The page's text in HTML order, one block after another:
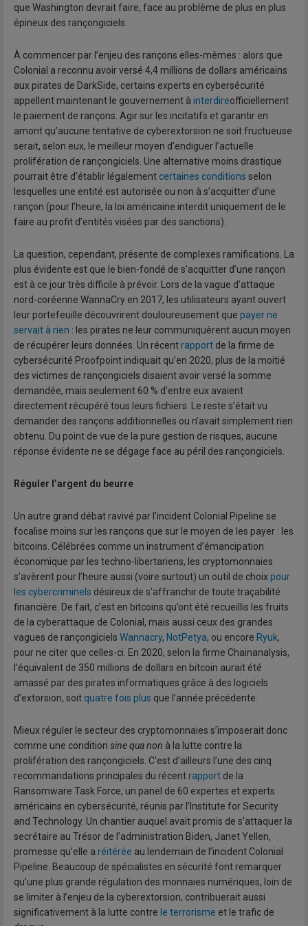
que Washington devrait faire, face au problème de plus en plus
épineux des rançongiciels.
À commencer par l’enjeu des rançons elles-mêmes : alors que
Colonial a reconnu avoir versé 4,4 millions de dollars américains
aux pirates de DarkSide, certains experts en cybersécurité
appellent maintenant le gouvernement à interdireofficiellement
le paiement de rançons. Agir sur les incitatifs et garantir en
amont qu’aucune tentative de cyberextorsion ne soit fructueuse
serait, selon eux, le meilleur moyen d’endiguer l’actuelle
prolifération de rançongiciels. Une alternative moins drastique
pourrait être d’établir légalement certaines conditions selon
lesquelles une entité est autorisée ou non à s’acquitter d’une
rançon (pour l’heure, la loi américaine interdit uniquement de le
faire au profit d’entités visées par des sanctions).
La question, cependant, présente de complexes ramifications. La
plus évidente est que le bien-fondé de s’acquitter d’une rançon
est à ce jour très difficile à prévoir. Lors de la vague d’attaque
nord-coréenne WannaCry en 2017, les utilisateurs ayant ouvert
leur portefeuille découvrirent douloureusement que payer ne
servait à rien : les pirates ne leur communiquèrent aucun moyen
de récupérer leurs données. Un récentrapport de la firme de
cybersécurité Proofpoint indiquait qu’en 2020, plus de la moitié
des victimes de rançongiciels disaient avoir versé la somme
demandée, mais seulement 60 % d’entre eux avaient
directement récupéré tous leurs fichiers. Le reste s’était vu
demander des rançons additionnelles ou n’avait simplement rien
obtenu. Du point de vue de la pure gestion de risques, aucune
réponse évidente ne se dégage face au péril des rançongiciels.
Réguler l’argent du beurre
Un autre grand débat ravivé par l’incident Colonial Pipeline se
focalise moins sur les rançons que sur le moyen de les payer : les
bitcoins. Célébrées comme un instrument d’émancipation
économique par les techno-libertariens, les cryptomonnaies
s’avèrent pour l’heure aussi (voire surtout) un outil de choixpour
les cybercriminels désireux de s’affranchir de toute traçabilité
financière. De fait, c’est en bitcoins qu’ont été recueillis les fruits
de la cyberattaque de Colonial, mais aussi ceux des grandes
vagues de rançongiciels Wannacry, NotPetya, ou encore Ryuk,
pour ne citer que celles-ci. En 2020, selon la firme Chainanalysis,
l’équivalent de 350 millions de dollars en bitcoin aurait été
amassé par des pirates informatiques grâce à des logiciels
d’extorsion, soit quatre fois plus que l’année précédente.
Mieux réguler le secteur des cryptomonnaies s’imposerait donc
comme une condition sine qua non à la lutte contre la
prolifération des rançongiciels. C’est d’ailleurs l’une des cinq
recommandations principales du récentrapport de la
Ransomware Task Force, un panel de 60 expertes et experts
américains en cybersécurité, réunis par l’Institute for Security
and Technology. Un chantier auquel avait promis de s’attaquer la
secrétaire au Trésor de l’administration Biden, Janet Yellen,
promesse qu’elle a réitérée au lendemain de l’incident Colonial
Pipeline. Beaucoup de spécialistes en sécurité font remarquer
qu’une plus grande régulation des monnaies numériques, loin de
se limiter à l’enjeu de la cyberextorsion, contribuerait aussi
significativement à la lutte contre le terrorisme et le trafic de